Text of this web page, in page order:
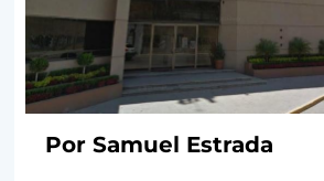
Por Samuel Estrada